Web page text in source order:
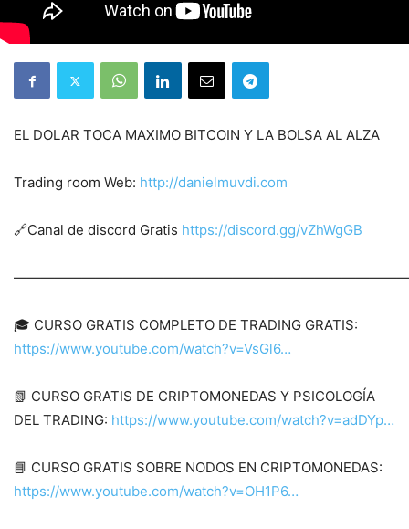
EL DOLAR TOCA MAXIMO BITCOIN Y LA BOLSA AL ALZA
Trading room Web: http://danielmuvdi.com
🔗Canal de discord Gratis https://discord.gg/vZhWgGB
🎓 CURSO GRATIS COMPLETO DE TRADING GRATIS:
https://www.youtube.com/watch?v=VsGl6…
📗 CURSO GRATIS DE CRIPTOMONEDAS Y PSICOLOGÍA
DEL TRADING: https://www.youtube.com/watch?v=adDYp…
📘 CURSO GRATIS SOBRE NODOS EN CRIPTOMONEDAS:
https://www.youtube.com/watch?v=OH1P6…